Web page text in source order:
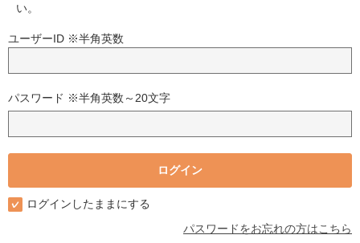
い。
ユーザーID ※半角英数
パスワード ※半角英数～20文字
ログインしたままにする
パスワードをお忘れの方はこちら